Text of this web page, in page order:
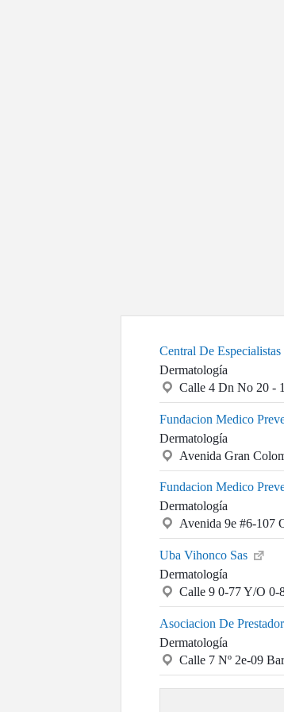
Central De Especialistas
Dermatología
Calle 4 Dn No 20 -
Fundacion Medico
Dermatología
Avenida Gran
Fundacion Medico
Dermatología
Avenida 9e #6-107
Uba Vihonco Sas
Dermatología
Calle 9 0-77 Y/O 0-
Asociacion De
Dermatología
Calle 7 Nº 2e-09